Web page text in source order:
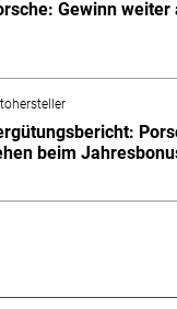
Gewinn
beim